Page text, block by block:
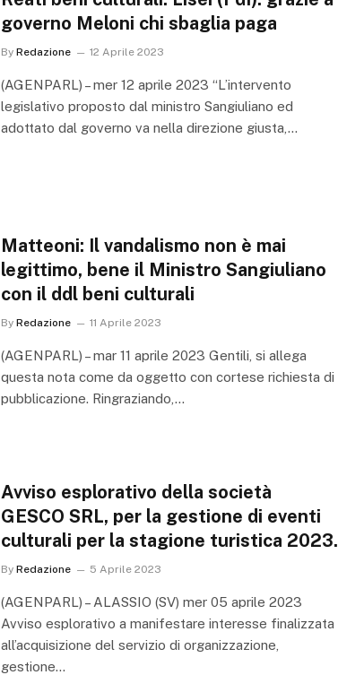
governo Meloni chi sbaglia paga
By Redazione 12 Aprile 2023
(AGENPARL) – mer 12 aprile 2023 “L’intervento
legislativo proposto dal ministro Sangiuliano ed
adottato dal governo va nella direzione giusta,…
Matteoni: Il vandalismo non è mai
legittimo, bene il Ministro Sangiuliano
con il ddl beni culturali
By Redazione 11 Aprile 2023
(AGENPARL) – mar 11 aprile 2023 Gentili, si allega
questa nota come da oggetto con cortese richiesta di
pubblicazione. Ringraziando,…
Avviso esplorativo della società
GESCO SRL, per la gestione di eventi
culturali per la stagione turistica 2023.
By Redazione 5 Aprile 2023
(AGENPARL) – ALASSIO (SV) mer 05 aprile 2023
Avviso esplorativo a manifestare interesse finalizzata
all’acquisizione del servizio di organizzazione,
gestione…